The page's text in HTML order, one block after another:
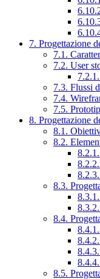
7. Progettazione
7.1.
7.2. User
7.3. Flussi
7.4.
7.5.
8. Progettazione
8.1.
8.2.
8.3.
8.4.
8.5.